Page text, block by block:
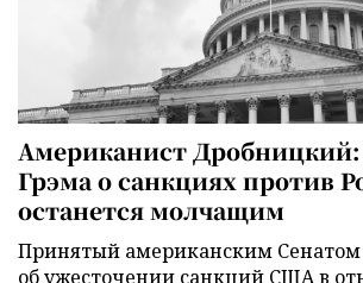
Американист Дробницкий:
Грэма о санкциях против
останется молчащим
Принятый американским Сенатом
об ужесточении санкций США в